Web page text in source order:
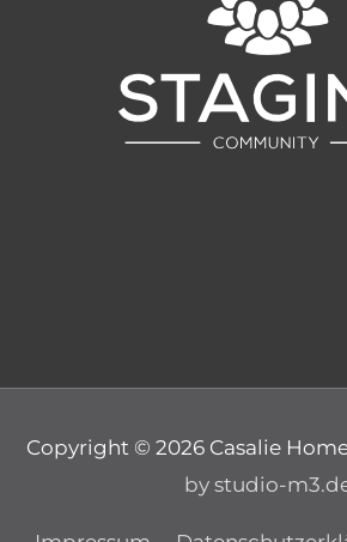
Copyright © 2026 Casalie
by studio-